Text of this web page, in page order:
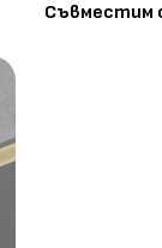
Съвместим